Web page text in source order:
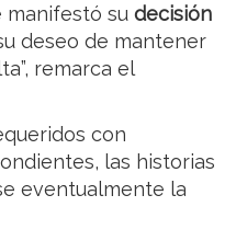
manifestó su decisión
deseo de mantener
remarca el
con
las historias
eventualmente la